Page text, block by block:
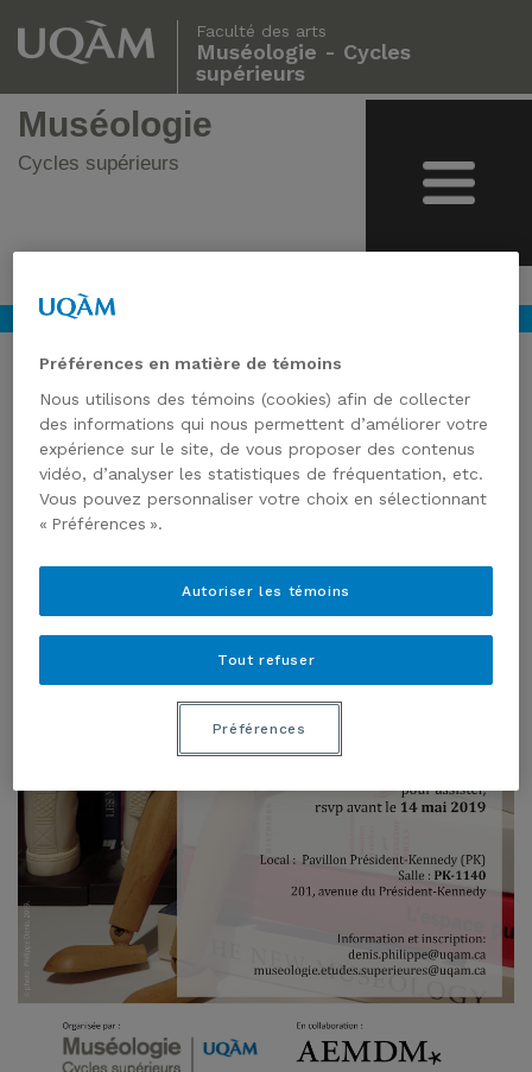
Faculté des arts
Muséologie - Cycles
supérieurs
Muséologie
Cycles supérieurs
Préférences en matière de témoins
Nous utilisons des témoins (cookies) afin de collecter
des informations qui nous permettent d’améliorer votre
expérience sur le site, de vous proposer des contenus
vidéo, d’analyser les statistiques de fréquentation, etc.
Vous pouvez personnaliser votre choix en sélectionnant
« Préférences ».
Tout refuser
Autoriser les témoins
Préférences